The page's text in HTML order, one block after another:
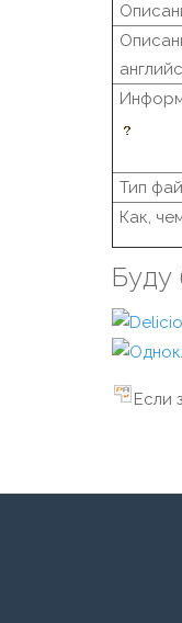
Тип
Как,
Буду
Если